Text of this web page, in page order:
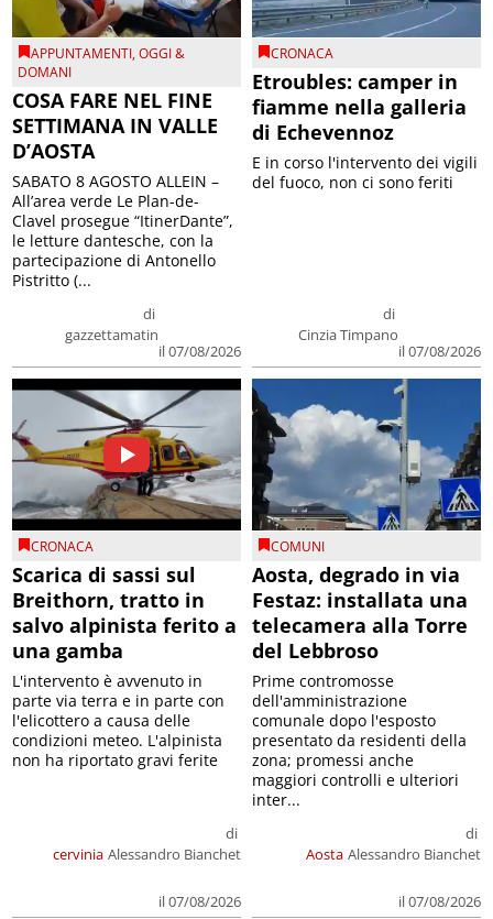
APPUNTAMENTI,OGGI &
DOMANI
COSA FARE NEL FINE
SETTIMANA IN VALLE
D’AOSTA
di
gazzettamatin
il 07/08/2026
SABATO 8 AGOSTO ALLEIN –
All’area verde Le Plan-de-
Clavel prosegue “ItinerDante”,
le letture dantesche, con la
partecipazione di Antonello
Pistritto (...
CRONACA
Etroubles: camper in
fiamme nella galleria
di Echevennoz
di
Cinzia Timpano
il 07/08/2026
E in corso l'intervento dei vigili
del fuoco, non ci sono feriti
CRONACA
Scarica di sassi sul
Breithorn, tratto in
salvo alpinista ferito a
una gamba
cervinia
di
Alessandro Bianchet
il 07/08/2026
L'intervento è avvenuto in
parte via terra e in parte con
l'elicottero a causa delle
condizioni meteo. L'alpinista
non ha riportato gravi ferite
COMUNI
Aosta, degrado in via
Festaz: installata una
telecamera alla Torre
del Lebbroso
Aosta
di
Alessandro Bianchet
il 07/08/2026
Prime contromosse
dell'amministrazione
comunale dopo l'esposto
presentato da residenti della
zona; promessi anche
maggiori controlli e ulteriori
inter...